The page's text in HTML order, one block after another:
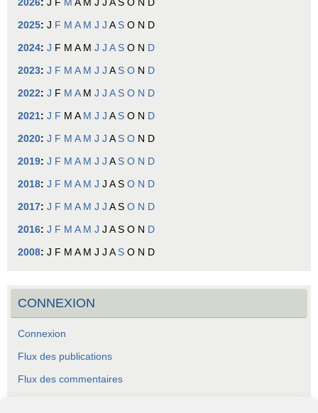
2026: J F M A M J J A S O N D
2025: J F M A M J J A S O N D
2024: J F M A M J J A S O N D
2023: J F M A M J J A S O N D
2022: J F M A M J J A S O N D
2021: J F M A M J J A S O N D
2020: J F M A M J J A S O N D
2019: J F M A M J J A S O N D
2018: J F M A M J J A S O N D
2017: J F M A M J J A S O N D
2016: J F M A M J J A S O N D
2008: J F M A M J J A S O N D
CONNEXION
Connexion
Flux des publications
Flux des commentaires